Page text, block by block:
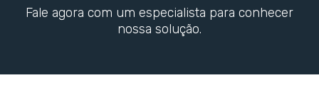
Fale agora com um especialista para conhecer
nossa solução.